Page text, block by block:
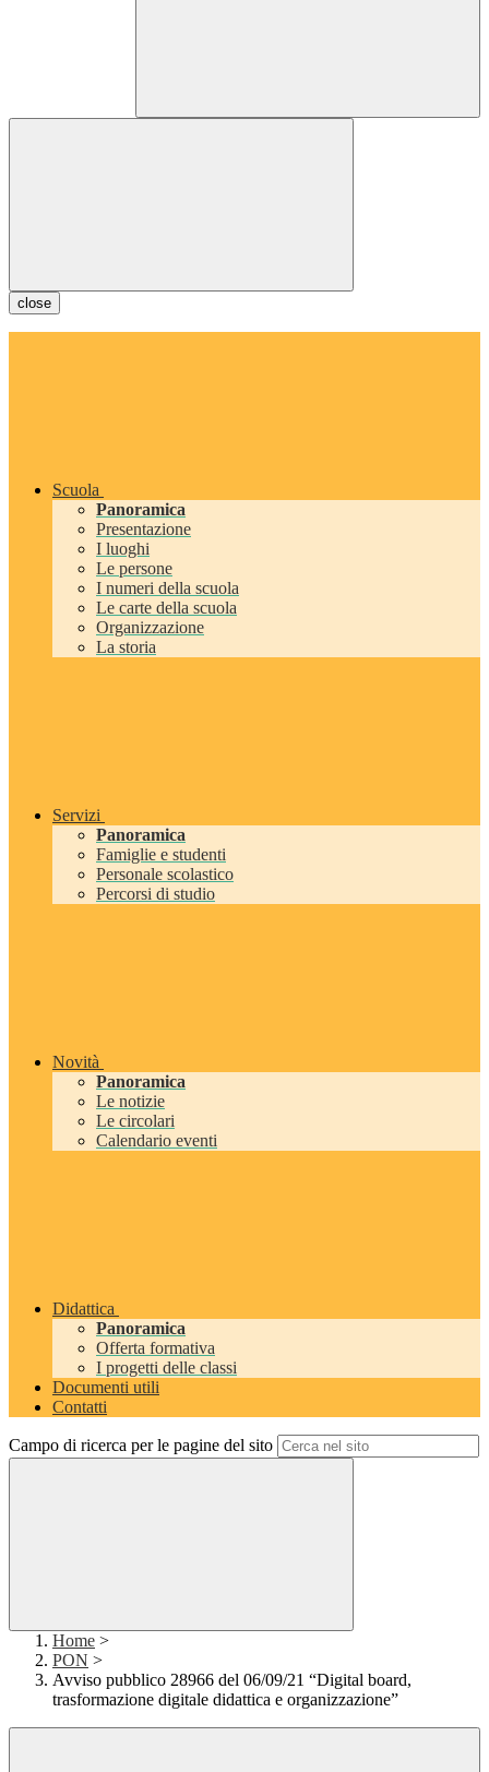
close
Scuola
Panoramica
Presentazione
I luoghi
Le persone
I numeri della scuola
Le carte della scuola
Organizzazione
La storia
Servizi
Panoramica
Famiglie e studenti
Personale scolastico
Percorsi di studio
Novità
Panoramica
Le notizie
Le circolari
Calendario eventi
Didattica
Panoramica
Offerta formativa
I progetti delle classi
Documenti utili
Contatti
Campo di ricerca per le pagine del sito
Home >
PON >
Avviso pubblico 28966 del 06/09/21 “Digital board,
trasformazione digitale didattica e organizzazione”